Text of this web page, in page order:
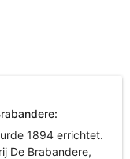
1894 errichtet.
De Brabandere,